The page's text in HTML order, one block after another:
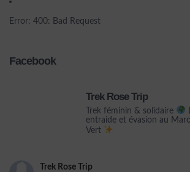
Error: 400: Bad Request
Facebook
Trek Rose Trip
Trek féminin & solidaire
entraide et évasion au
Vert
Trek Rose Trip